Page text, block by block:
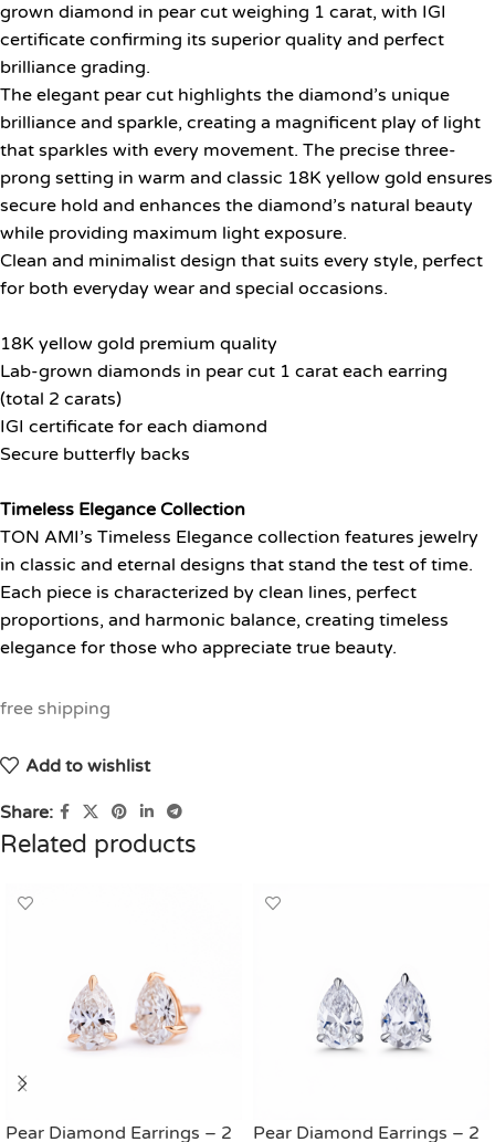
grown diamond in pear cut weighing 1 carat, with IGI
certificate confirming its superior quality and perfect
brilliance grading.
The elegant pear cut highlights the diamond’s unique
brilliance and sparkle, creating a magnificent play of light
that sparkles with every movement. The precise three-
prong setting in warm and classic 18K yellow gold ensures
secure hold and enhances the diamond’s natural beauty
while providing maximum light exposure.
Clean and minimalist design that suits every style, perfect
for both everyday wear and special occasions.
18K yellow gold premium quality
Lab-grown diamonds in pear cut 1 carat each earring
(total 2 carats)
IGI certificate for each diamond
Secure butterfly backs
Timeless Elegance Collection
TON AMI’s Timeless Elegance collection features jewelry
in classic and eternal designs that stand the test of time.
Each piece is characterized by clean lines, perfect
proportions, and harmonic balance, creating timeless
elegance for those who appreciate true beauty.
free shipping
Add to wishlist
Share:
Related products
Pear Diamond Earrings – 2 Pear Diamond Earrings – 2